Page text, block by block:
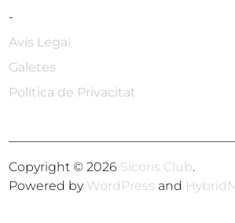
-
Avís Legal
Galetes
Política de Privacitat
Copyright © 2026 Sícoris Club.
Powered by WordPress and